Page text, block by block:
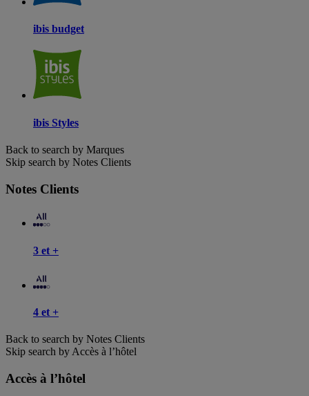
ibis budget
ibis Styles
Back to search by Marques
Skip search by Notes Clients
Notes Clients
3 et +
4 et +
Back to search by Notes Clients
Skip search by Accès à l’hôtel
Accès à l’hôtel